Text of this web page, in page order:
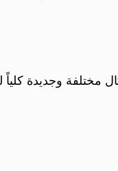
مختلفة وجديدة